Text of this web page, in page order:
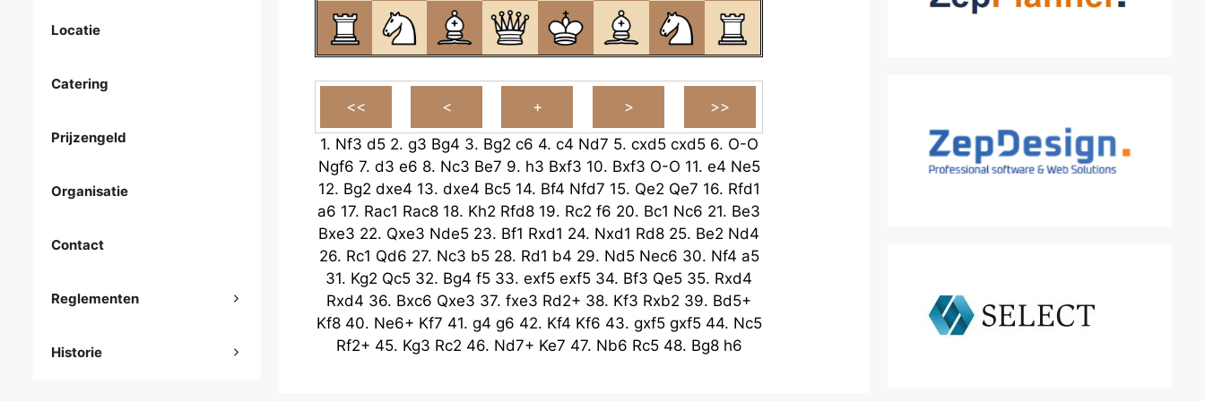
1. Nf3 d5 2. g3 Bg4 3. Bg2 c6 4. c4 Nd7 5. cxd5 cxd5 6. O-O
Ngf6 7. d3 e6 8. Nc3 Be7 9. h3 Bxf3 10. Bxf3 O-O 11. e4 Ne5
12. Bg2 dxe4 13. dxe4 Bc5 14. Bf4 Nfd7 15. Qe2 Qe7 16. Rfd1
a6 17. Rac1 Rac8 18. Kh2 Rfd8 19. Rc2 f6 20. Bc1 Nc6 21. Be3
Bxe3 22. Qxe3 Nde5 23. Bf1 Rxd1 24. Nxd1 Rd8 25. Be2 Nd4
26. Rc1 Qd6 27. Nc3 b5 28. Rd1 b4 29. Nd5 Nec6 30. Nf4 a5
31. Kg2 Qc5 32. Bg4 f5 33. exf5 exf5 34. Bf3 Qe5 35. Rxd4
Rxd4 36. Bxc6 Qxe3 37. fxe3 Rd2+ 38. Kf3 Rxb2 39. Bd5+
Kf8 40. Ne6+ Kf7 41. g4 g6 42. Kf4 Kf6 43. gxf5 gxf5 44. Nc5
Rf2+ 45. Kg3 Rc2 46. Nd7+ Ke7 47. Nb6 Rc5 48. Bg8 h6
Locatie
Catering
Prijzengeld
Organisatie
Contact
Reglementen
Historie